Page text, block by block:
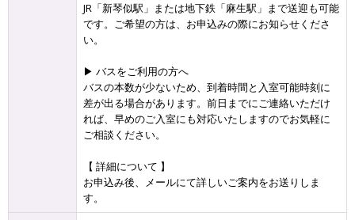
JR「新琴似駅」または地下鉄「麻生駅」まで送迎も可能
です。ご希望の方は、お申込みの際にお知らせくださ
い。
▶ バスをご利用の方へ
バスの本数が少ないため、到着時間と入室可能時刻に
差が出る場合があります。前日までにご連絡いただけ
れば、早めのご入室にも対応いたしますのでお気軽に
ご相談ください。
【 詳細について 】
お申込み後、メールにて詳しいご案内をお送りしま
す。